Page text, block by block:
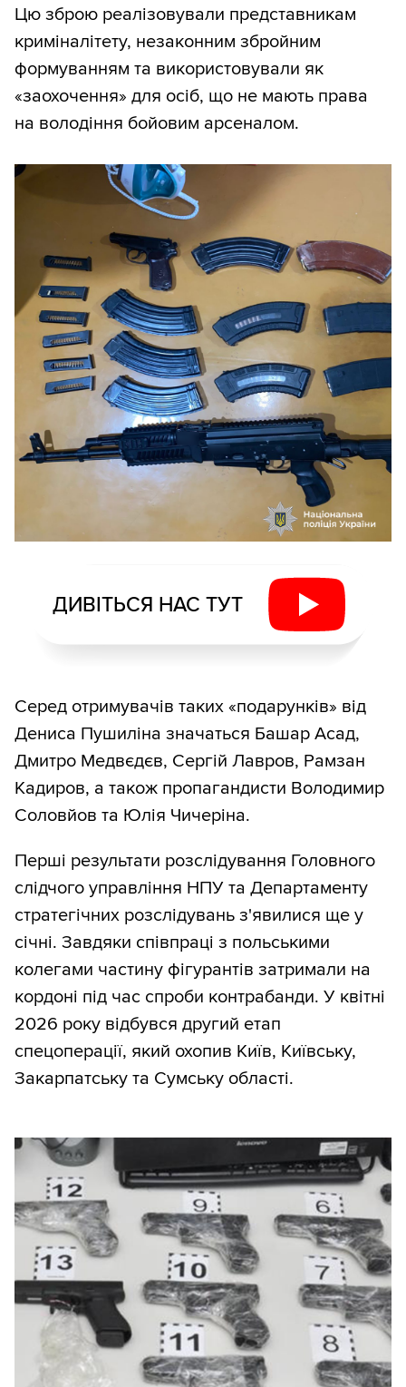
Цю зброю реалізовували представникам
криміналітету, незаконним збройним
формуванням та використовували як
«заохочення» для осіб, що не мають права
на володіння бойовим арсеналом.
ДИВІТЬСЯ НАС ТУТ
Серед отримувачів таких «подарунків» від
Дениса Пушиліна значаться Башар Асад,
Дмитро Медвєдєв, Сергій Лавров, Рамзан
Кадиров, а також пропагандисти Володимир
Соловйов та Юлія Чичеріна.
Перші результати розслідування Головного
слідчого управління НПУ та Департаменту
стратегічних розслідувань з'явилися ще у
січні. Завдяки співпраці з польськими
колегами частину фігурантів затримали на
кордоні під час спроби контрабанди. У квітні
2026 року відбувся другий етап
спецоперації, який охопив Київ, Київську,
Закарпатську та Сумську області.